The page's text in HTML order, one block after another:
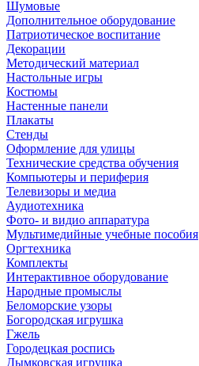
Шумовые
Дополнительное оборудование
Патриотическое воспитание
Декорации
Методический материал
Настольные игры
Костюмы
Настенные панели
Плакаты
Стенды
Оформление для улицы
Технические средства обучения
Компьютеры и периферия
Телевизоры и медиа
Аудиотехника
Фото- и видио аппаратура
Мультимедийные учебные пособия
Оргтехника
Комплекты
Интерактивное оборудование
Народные промыслы
Беломорские узоры
Богородская игрушка
Гжель
Городецкая роспись
Дымковская игрушка